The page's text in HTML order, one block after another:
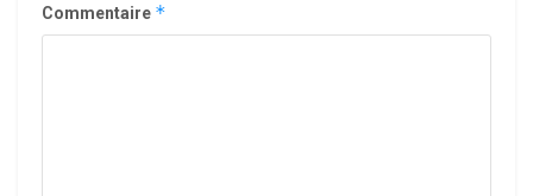
Commentaire *